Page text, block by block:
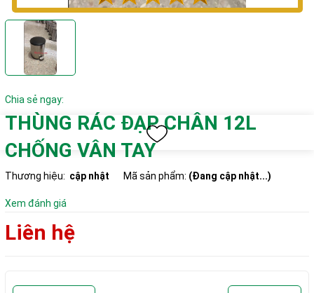
Chia sẻ ngay:
THÙNG RÁC ĐẠP CHÂN 12L
CHỐNG VÂN TAY
Thương hiệu: cập nhật Mã sản phẩm: (Đang cập nhật...)
Xem đánh giá
Liên hệ